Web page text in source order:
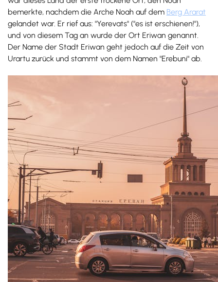
bemerkte, nachdem die Arche Noah auf dem Berg Ararat
gelandet war. Er rief aus: "Yerevats" ("es ist erschienen!"),
und von diesem Tag an wurde der Ort Eriwan genannt.
Der Name der Stadt Eriwan geht jedoch auf die Zeit von
Urartu zurück und stammt von dem Namen "Erebuni" ab.